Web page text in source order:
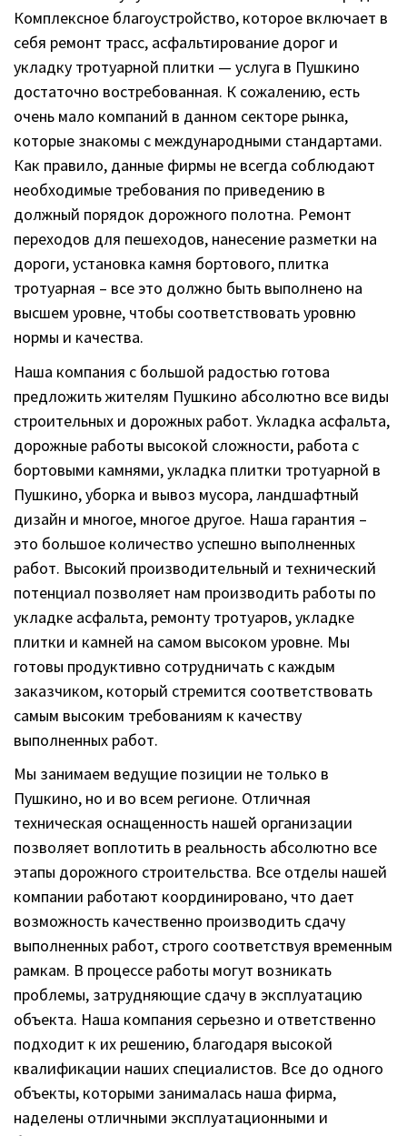
Комплексное благоустройство, которое включает в
себя ремонт трасс, асфальтирование дорог и
укладку тротуарной плитки — услуга в Пушкино
достаточно востребованная. К сожалению, есть
очень мало компаний в данном секторе рынка,
которые знакомы с международными стандартами.
Как правило, данные фирмы не всегда соблюдают
необходимые требования по приведению в
должный порядок дорожного полотна. Ремонт
переходов для пешеходов, нанесение разметки на
дороги, установка камня бортового, плитка
тротуарная – все это должно быть выполнено на
высшем уровне, чтобы соответствовать уровню
нормы и качества.
Наша компания с большой радостью готова
предложить жителям Пушкино абсолютно все виды
строительных и дорожных работ. Укладка асфальта,
дорожные работы высокой сложности, работа с
бортовыми камнями, укладка плитки тротуарной в
Пушкино, уборка и вывоз мусора, ландшафтный
дизайн и многое, многое другое. Наша гарантия –
это большое количество успешно выполненных
работ. Высокий производительный и технический
потенциал позволяет нам производить работы по
укладке асфальта, ремонту тротуаров, укладке
плитки и камней на самом высоком уровне. Мы
готовы продуктивно сотрудничать с каждым
заказчиком, который стремится соответствовать
самым высоким требованиям к качеству
выполненных работ.
Мы занимаем ведущие позиции не только в
Пушкино, но и во всем регионе. Отличная
техническая оснащенность нашей организации
позволяет воплотить в реальность абсолютно все
этапы дорожного строительства. Все отделы нашей
компании работают координировано, что дает
возможность качественно производить сдачу
выполненных работ, строго соответствуя временным
рамкам. В процессе работы могут возникать
проблемы, затрудняющие сдачу в эксплуатацию
объекта. Наша компания серьезно и ответственно
подходит к их решению, благодаря высокой
квалификации наших специалистов. Все до одного
объекты, которыми занималась наша фирма,
наделены отличными эксплуатационными и